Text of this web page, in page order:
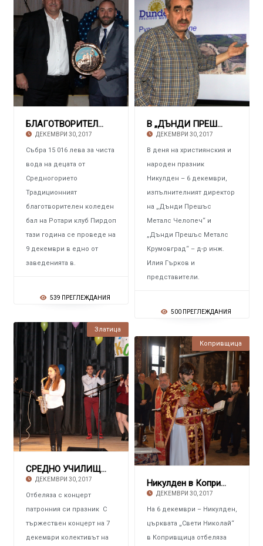
БЛАГОТВОРИТЕЛЕН БАЛ НА РОТАРИ КЛУБ ПИРДОП
ДЕКЕМВРИ 30, 2017
Събра 15 016 лева за чиста
вода на децата от
Средногорието
Традиционният
благотворителен коледен
бал на Ротари клуб Пирдоп
тази година се проведе на
9 декември в едно от
заведенията в.
539 ПРЕГЛЕЖДАНИЯ
В „ДЪНДИ ПРЕШЪС МЕТАЛС ЧЕЛОПЕЧ“ Инвестициите
ДЕКЕМВРИ 30, 2017
В деня на християнския и
народен празник
Никулден – 6 декември,
изпълнителният директор
на „Дънди Прешъс
Металс Челопеч“ и
„Дънди Прешъс Металс
Крумовград“ – д-р инж.
Илия Гърков и
представители.
500 ПРЕГЛЕЖДАНИЯ
Златица
СРЕДНО УЧИЛИЩЕ “СВЕТИ ПАИСИЙ ХИЛЕНДАРСКИ” – З
ДЕКЕМВРИ 30, 2017
Отбеляза с концерт
патронния си празник С
тържествен концерт на 7
декември колективът на
Копривщица
Никулден в Копривщица
ДЕКЕМВРИ 30, 2017
На 6 декември – Никулден,
църквата „Свети Николай“
в Копривщица отбеляза